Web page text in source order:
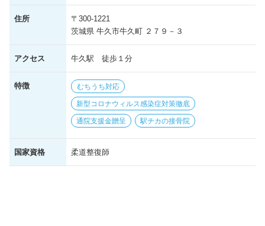
住所
〒300-1221
茨城県 牛久市牛久町 ２７９－３
アクセス 牛久駅 徒歩１分
特徴 むちうち対応
新型コロナウィルス感染症対策徹底
通院支援金贈呈 駅チカの接骨院
国家資格 柔道整復師